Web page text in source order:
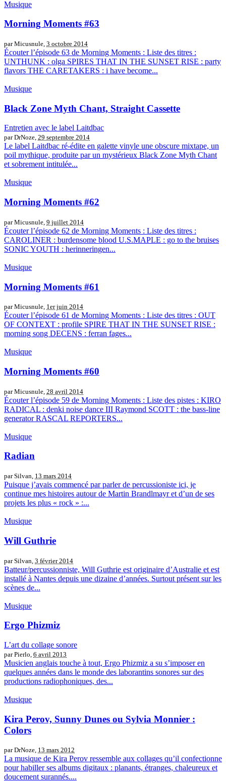
Musique
Morning Moments #63
par Micusnule, 3 octobre 2014
Écouter l’épisode 63 de Morning Moments : Liste des titres :
UNTHUNK : olga SPIRES THAT IN THE SUNSET RISE : party
flavors THE CARETAKERS : i have become...
Musique
Black Zone Myth Chant, Straight Cassette
Entretien avec le label Laitdbac
par DrNoze, 29 septembre 2014
Le label Laitdbac ré-édite en galette vinyle une obscure mixtape, un
poil mythique, produite par un mystérieux Black Zone Myth Chant
et sobrement intitulée...
Musique
Morning Moments #62
par Micusnule, 9 juillet 2014
Écouter l’épisode 62 de Morning Moments : Liste des titres :
CAROLINER : burdensome blood U.S.MAPLE : go to the bruises
SONIC YOUTH : herinneringen...
Musique
Morning Moments #61
par Micusnule, 1er juin 2014
Écouter l’épisode 61 de Morning Moments : Liste des titres : OUT
OF CONTEXT : profile SPIRE THAT IN THE SUNSET RISE :
morning song DECENS : ferran fages...
Musique
Morning Moments #60
par Micusnule, 28 avril 2014
Écouter l’épisode 59 de Morning Moments : Liste des pistes : KIRO
RADICAL : denki noise dance III Raymond SCOTT : the bass-line
generator RASCAL REPORTERS...
Musique
Radian
par Silvan, 13 mars 2014
Puisque j’avais commencé par parler de percussioniste ici, je
continue mes histoires autour de Martin Brandlmayr et d’un de ses
projets les plus « rock » :...
Musique
Will Guthrie
par Silvan, 3 février 2014
Batteur/percussionniste, Will Guthrie est originaire d’Australie et est
installé à Nantes depuis une dizaine d’années. Surtout présent sur les
scènes de...
Musique
Ergo Phizmiz
L’art du collage sonore
par Pierlo, 6 avril 2013
Musicien anglais touche à tout, Ergo Phizmiz a su s’imposer en
quelques années dans le monde des laborantins sonores sur des
productions radiophoniques, des...
Musique
Kira Perov, Sunny Dunes ou Sylvia Monnier :
Colors
par DrNoze, 13 mars 2012
La musique de Kira Perov ressemble aux collages qu’il confectionne
pour habiller ses albums digitaux : planants, étranges, chaleureux et
doucement surannés....